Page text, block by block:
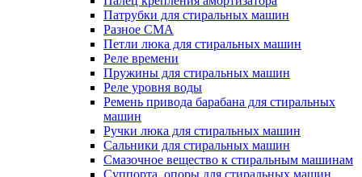
Патрубки для стиральных машин
Разное СМА
Петли люка для стиральных машин
Реле времени
Пружины для стиральных машин
Реле уровня воды
Ремень привода барабана для стиральных
машин
Ручки люка для стиральных машин
Сальники для стиральных машин
Смазочное вещество к стиральным машинам
Суппорта, опоры для стиральных машин